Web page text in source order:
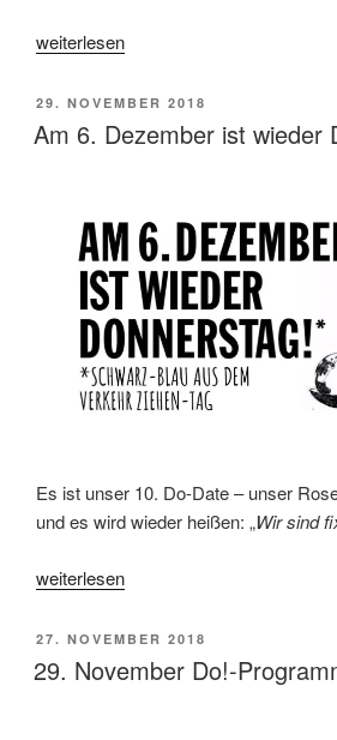
„6.
Do!-
Programm“
weiterlesen
VERÖFFENTLICHT
AM
29. NOVEMBER 2018
Am 6. Dezember ist wieder
Es ist unser 10. Do-Date – unser
und es wird wieder heißen: „Wir sind
„Am
Dezember
ist
weiterlesen
VERÖFFENTLICHT
27. NOVEMBER 2018
29. November Do!-